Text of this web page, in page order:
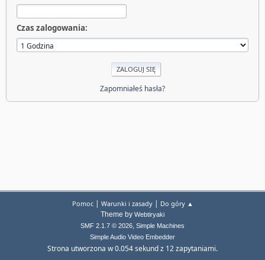
Czas zalogowania:
Zapomniałeś hasła?
Pomoc| Warunki i zasady| Do góry ▲
Theme by Webtiryaki
SMF 2.1.7 © 2026, Simple Machines
Simple Audio Video Embedder
Strona utworzona w 0.054 sekund z 12 zapytaniami.